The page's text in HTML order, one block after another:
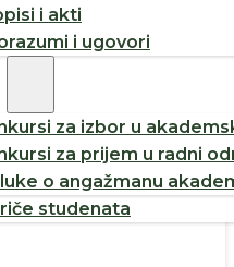
i akti
i ugovori
za izbor u
za prijem u radni
o angažmanu
studenata